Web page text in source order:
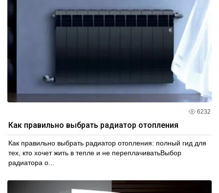
6232
Как правильно выбрать радиатор отопления
Как правильно выбрать радиатор отопления: полный гид для
тех, кто хочет жить в тепле и не переплачиватьВыбор
радиатора о...